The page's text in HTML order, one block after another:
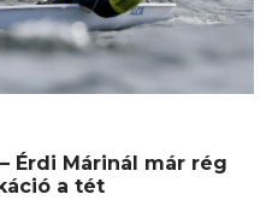
Érdi Márinál már rég
a tét